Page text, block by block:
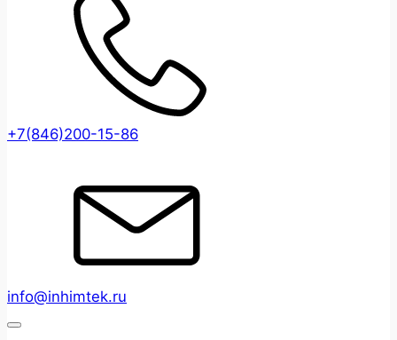
+7(846)200-15-86
info@inhimtek.ru